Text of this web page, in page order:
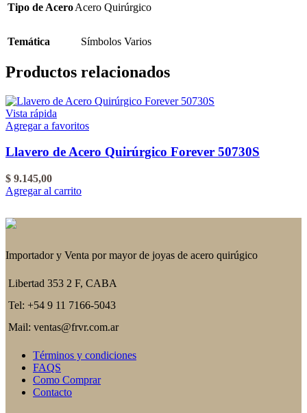
Tipo de AceroAcero Quirúrgico
Temática Símbolos Varios
Productos relacionados
Vista rápida
Agregar a favoritos
Llavero de Acero Quirúrgico Forever 50730S
$ 9.145,00
Agregar al carrito
Importador y Venta por mayor de joyas de acero quirúgico
Libertad 353 2 F, CABA
Tel: +54 9 11 7166-5043
Mail: ventas@frvr.com.ar
Términos y condiciones
FAQS
Como Comprar
Contacto